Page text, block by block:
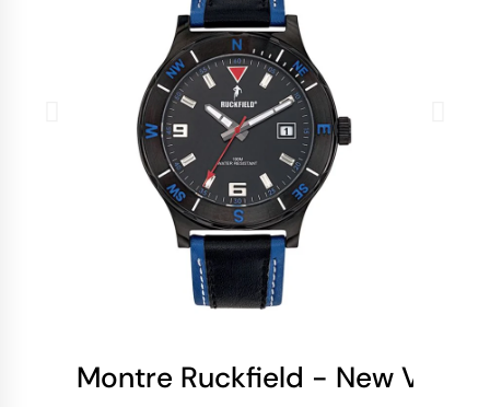
Montre Ruckfield - New